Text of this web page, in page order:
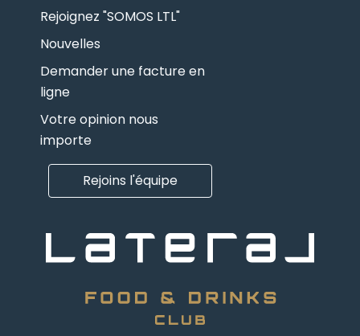
Rejoignez "SOMOS LTL"
Nouvelles
Demander une facture en
ligne
Votre opinion nous
importe
Rejoins l'équipe